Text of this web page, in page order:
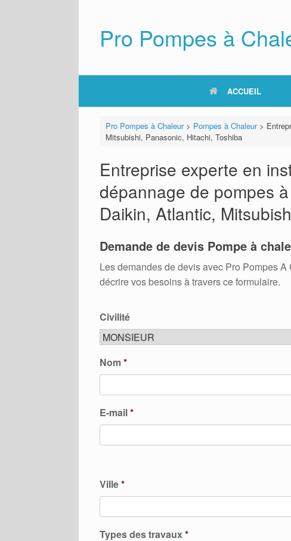
Pro Pompes à
ACCUEIL
Pro Pompes à Chaleur> Pompes à Chaleur>
Mitsubishi, Panasonic, Hitachi, Toshiba
Entreprise experte en
dépannage de pompes
Daikin, Atlantic,
Demande de devis Pompe à
Les demandes de devis avec Pro Pompes
décrire vos besoins à travers ce formulaire.
Civilité
Nom*
E-mail*
Ville*
Types des travaux*